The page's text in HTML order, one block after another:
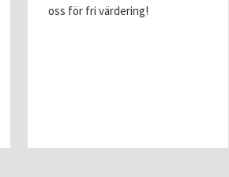
oss för fri värdering!